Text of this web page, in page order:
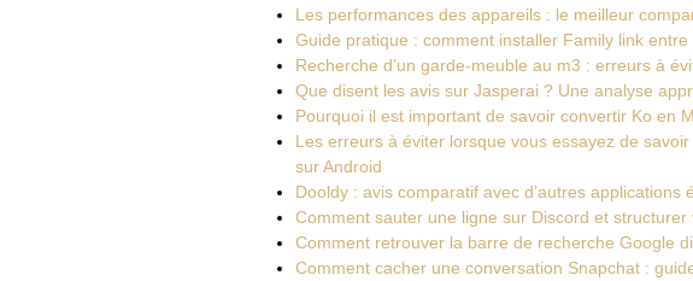
Les performances des appareils : le meilleur
Guide pratique : comment installer Family link
Recherche d’un garde-meuble au m3 : erreurs à
Que disent les avis sur Jasperai ? Une analyse
Pourquoi il est important de savoir convertir Ko en
Les erreurs à éviter lorsque vous essayez de
sur Android
Dooldy : avis comparatif avec d’autres applications
Comment sauter une ligne sur Discord et
Comment retrouver la barre de recherche Google
Comment cacher une conversation Snapchat :